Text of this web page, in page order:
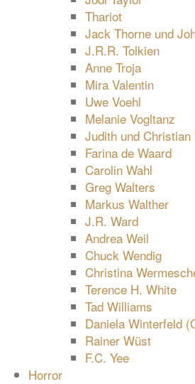
Thariot
Jack Thorne und
J.R.R. Tolkien
Anne Troja
Mira Valentin
Uwe Voehl
Melanie Vogltanz
Judith und Christian
Farina de Waard
Carolin Wahl
Greg Walters
Markus Walther
J.R. Ward
Andrea Weil
Chuck Wendig
Christina
Terence H. White
Tad Williams
Daniela Winterfeld
Rainer Wüst
F.C. Yee
Horror